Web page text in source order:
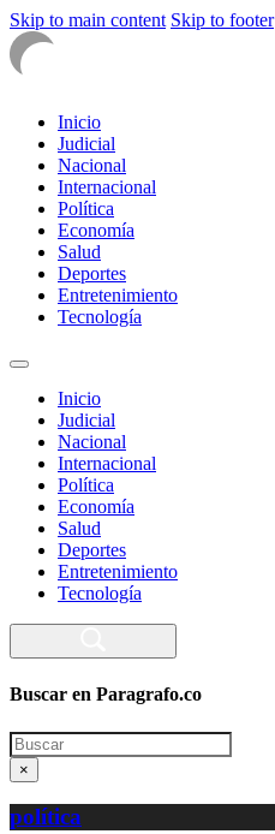
Skip to main content Skip to footer
Inicio
Judicial
Nacional
Internacional
Política
Economía
Salud
Deportes
Entretenimiento
Tecnología
Inicio
Judicial
Nacional
Internacional
Política
Economía
Salud
Deportes
Entretenimiento
Tecnología
Buscar en Paragrafo.co
Search
×
política